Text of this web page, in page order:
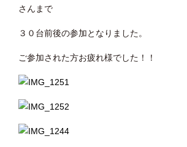
さんまで
３０台前後の参加となりました。
ご参加された方お疲れ様でした！！